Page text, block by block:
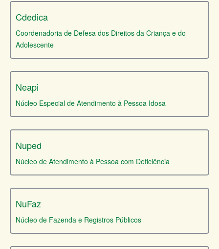
Cdedica
Coordenadoria de Defesa dos Direitos da Criança e do
Adolescente
Neapi
Núcleo Especial de Atendimento à Pessoa Idosa
Nuped
Núcleo de Atendimento à Pessoa com Deficiência
NuFaz
Núcleo de Fazenda e Registros Públicos